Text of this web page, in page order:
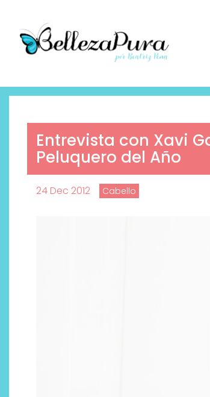
Entrevista con Xavi
Peluquero del Año
24 Dec 2012 Cabello